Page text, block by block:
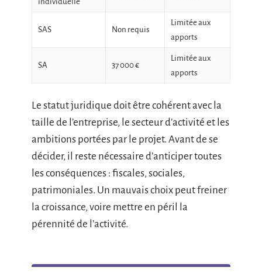
SAS Non requis
Limitée aux
apports
SA 37 000 €
Limitée aux
apports
Le statut juridique doit être cohérent avec la
taille de l’entreprise, le secteur d’activité et les
ambitions portées par le projet. Avant de se
décider, il reste nécessaire d’anticiper toutes
les conséquences : fiscales, sociales,
patrimoniales. Un mauvais choix peut freiner
la croissance, voire mettre en péril la
pérennité de l’activité.